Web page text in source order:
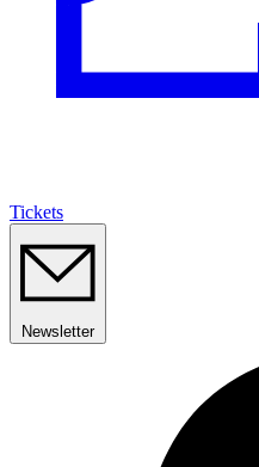
Tickets
Newsletter